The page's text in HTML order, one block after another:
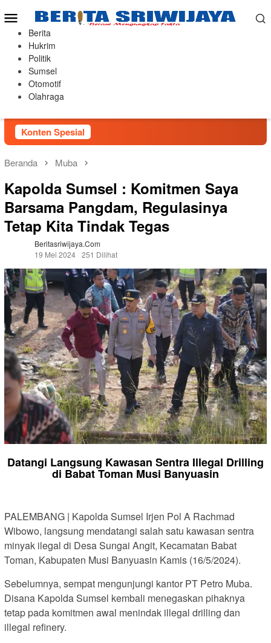
ke
konten
Menu
Mobile
Berita
Hukrim
Politik
Sumsel
Otomotif
Olahraga
Konten Spesial
Beranda Muba
Kapolda Sumsel : Komitmen Saya
Barsama Pangdam, Regulasinya
Tetap Kita Tindak Tegas
Beritasriwijaya.com
19 Mei 2024 251 Dilihat
Datangi Langsung Kawasan Sentra Illegal Drilling
di Babat Toman Musi Banyuasin
PALEMBANG | Kapolda Sumsel Irjen Pol A Rachmad
Wibowo, langsung mendatangi salah satu kawasan sentra
minyak ilegal di Desa Sungai Angit, Kecamatan Babat
Toman, Kabupaten Musi Banyuasin Kamis (16/5/2024).
Sebelumnya, sempat mengunjungi kantor PT Petro Muba.
Disana Kapolda Sumsel kembali menegaskan pihaknya
tetap pada komitmen awal menindak illegal drilling dan
illegal refinery.